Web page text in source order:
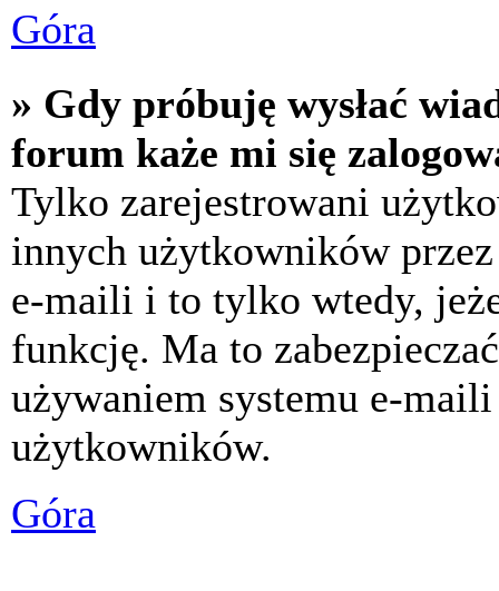
Góra
» Gdy próbuję wysłać
forum każe mi się
Tylko zarejestrowani
innych użytkowników
e-maili i to tylko wtedy,
funkcję. Ma to
używaniem systemu e-
użytkowników.
Góra